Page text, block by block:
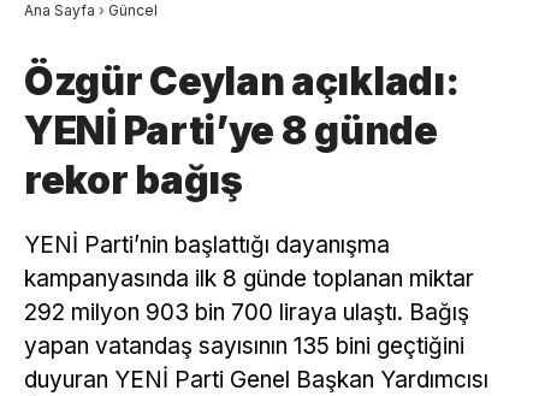
Ana Sayfa › Güncel
Özgür Ceylan açıkladı:
YENİ Parti’ye 8 günde
rekor bağış
YENİ Parti’nin başlattığı dayanışma
kampanyasında ilk 8 günde toplanan miktar
292 milyon 903 bin 700 liraya ulaştı. Bağış
yapan vatandaş sayısının 135 bini geçtiğini
duyuran YENİ Parti Genel Başkan Yardımcısı